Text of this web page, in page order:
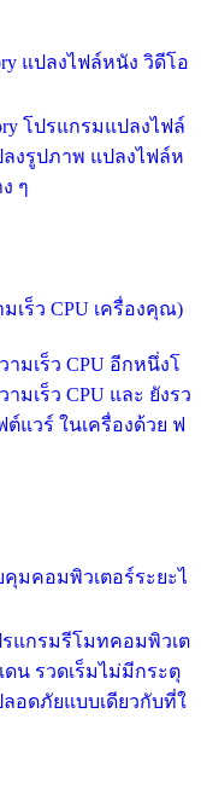
แปลงไฟล์หนัง วิดีโอ
โปรแกรมแปลงไฟล์
งรูปภาพ แปลงไฟล์ห
ๆ
เร็ว CPU เครื่องคุณ)
มเร็ว CPU อีกหนึ่งโ
เร็ว CPU และ ยังรว
แวร์ ในเครื่องด้วย ฟ
คุมคอมพิวเตอร์ระยะไ
รแกรมรีโมทคอมพิวเต
น รวดเร็มไม่มีกระตุ
อดภัยแบบเดียวกับที่ใ